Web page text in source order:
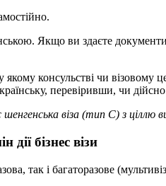
Якщо ви здаєте
консульстві чи
перевіривши, чи
віза (тип С) з ціллю
дії бізнес візи
так і багаторазове